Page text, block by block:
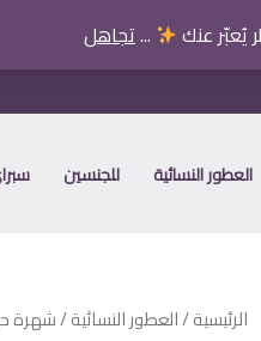
عنك ...تجاهل
العطور النسائية للجنسين
الرئيسية/العطور النسائية/ شهرة